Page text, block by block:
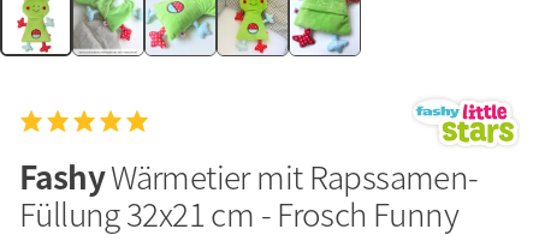
FashyWärmetier mit Rapssamen-
Füllung 32x21 cm - Frosch Funny